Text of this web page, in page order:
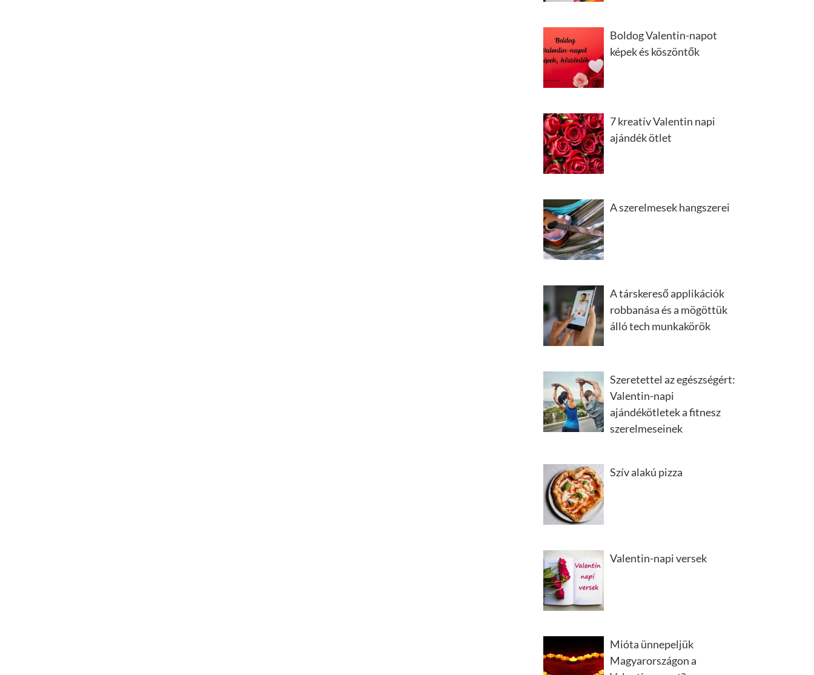
Boldog Valentin-napot
képek és köszöntők
7 kreatív Valentin napi
ajándék ötlet
A szerelmesek hangszerei
A társkereső applikációk
robbanása és a mögöttük
álló tech munkakörök
Szeretettel az egészségért:
Valentin-napi
ajándékötletek a fitnesz
szerelmeseinek
Szív alakú pizza
Valentin-napi versek
Mióta ünnepeljük
Magyarországon a